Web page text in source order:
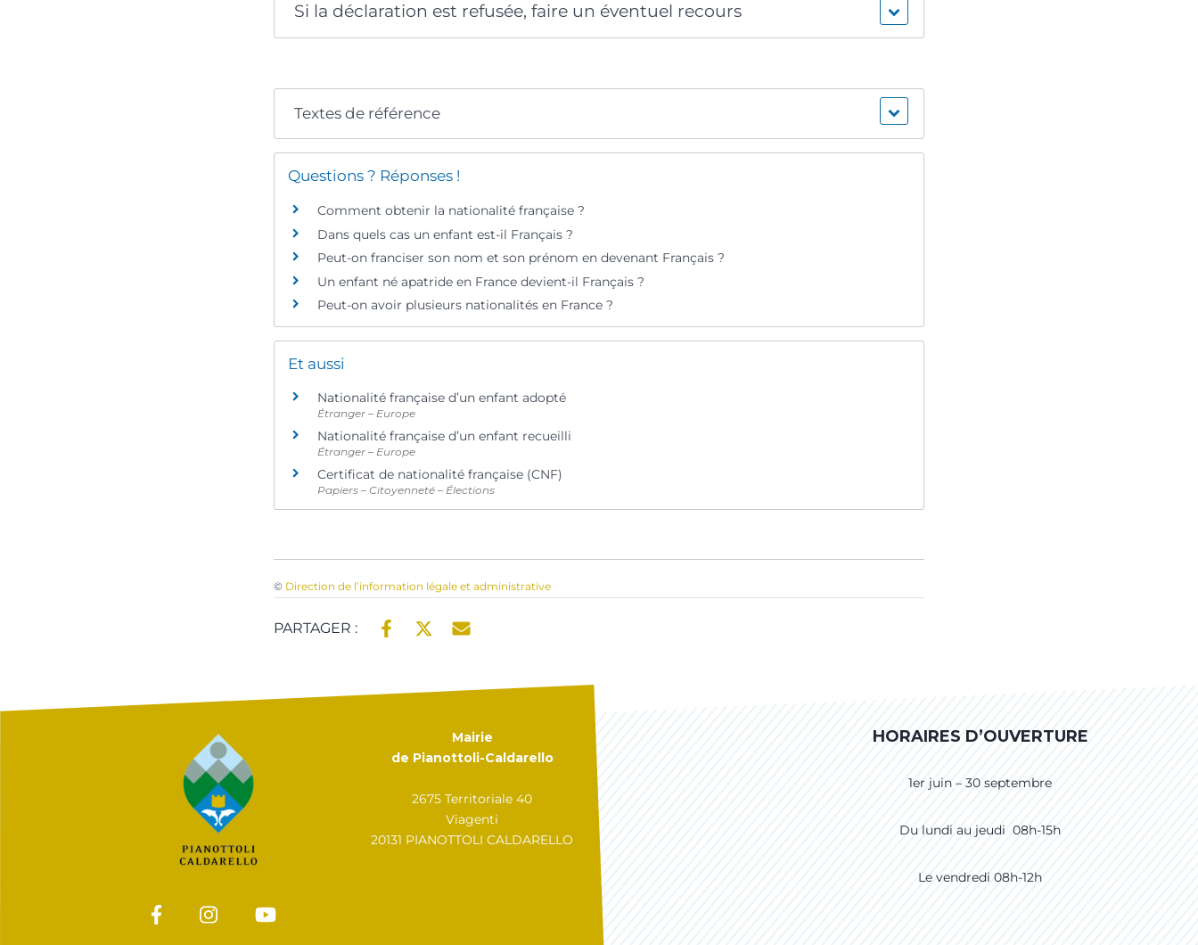
Si la déclaration est refusée, faire un éventuel recours
Textes de référence
Questions ? Réponses !
Comment obtenir la nationalité française ?
Dans quels cas un enfant est-il Français ?
Peut-on franciser son nom et son prénom en devenant Français ?
Un enfant né apatride en France devient-il Français ?
Peut-on avoir plusieurs nationalités en France ?
Et aussi
Nationalité française d’un enfant adopté
Étranger – Europe
Nationalité française d’un enfant recueilli
Étranger – Europe
Certificat de nationalité française (CNF)
Papiers – Citoyenneté – Élections
© Direction de l’information légale et administrative
PARTAGER :
Mairie
de Pianottoli-Caldarello
2675 Territoriale 40
Viagenti
20131 PIANOTTOLI CALDARELLO
HORAIRES D’OUVERTURE
1er juin – 30 septembre
Du lundi au jeudi 08h-15h
Le vendredi 08h-12h